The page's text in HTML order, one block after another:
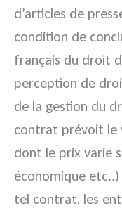
d’articles de
condition de
français du droit
perception de
de la gestion du
contrat prévoit le
dont le prix varie
économique
tel contrat, les